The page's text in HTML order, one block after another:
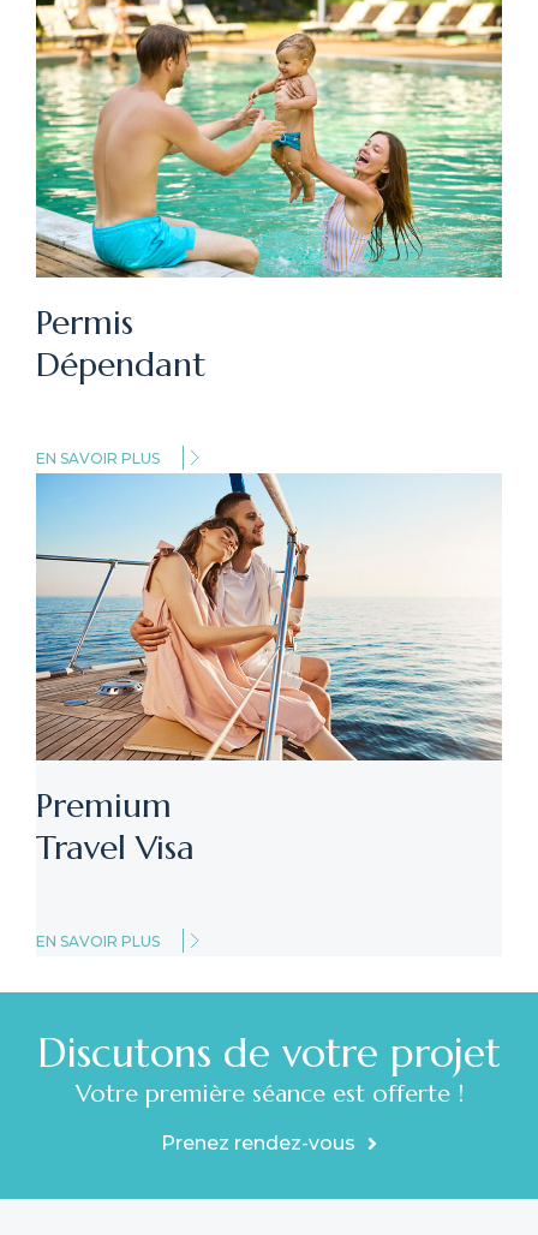
Permis
Dépendant
EN SAVOIR PLUS
Premium
Travel Visa
EN SAVOIR PLUS
Discutons de votre projet
Votre première séance est offerte !
Prenez rendez-vous